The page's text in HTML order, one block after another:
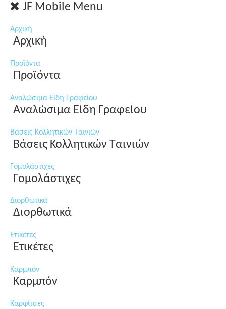
JF Mobile Menu
Αρχική
Αρχική
Προϊόντα
Προϊόντα
Αναλώσιμα Είδη Γραφείου
Αναλώσιμα Είδη Γραφείου
Βάσεις Κολλητικών Ταινιών
Βάσεις Κολλητικών Ταινιών
Γομολάστιχες
Γομολάστιχες
Διορθωτικά
Διορθωτικά
Ετικέτες
Ετικέτες
Καρμπόν
Καρμπόν
Καρφίτσες